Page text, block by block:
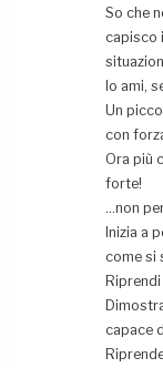
So che
capisco
lo ami,
Un
con
Ora più
forte!
…non
Inizia a
come si
capace